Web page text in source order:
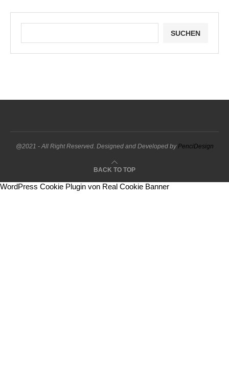
SUCHEN
@2021 - All Right Reserved. Designed and Developed byPenciDesign
BACK TO TOP
WordPress Cookie Plugin von Real Cookie Banner